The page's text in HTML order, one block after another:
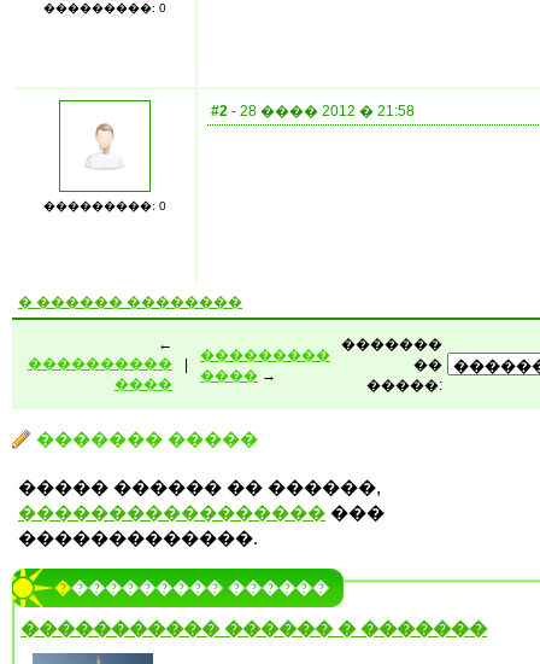
���������: 0
���������: 0
#2 - 28 ���� 2012 � 21:58
� ������ ��������
←
����������
����
���������
���� →
�������
��
�����:
������� �����
����� ������ �� ������,
����������������� ���
�������������.
���������� ������
����������� ������ � �������